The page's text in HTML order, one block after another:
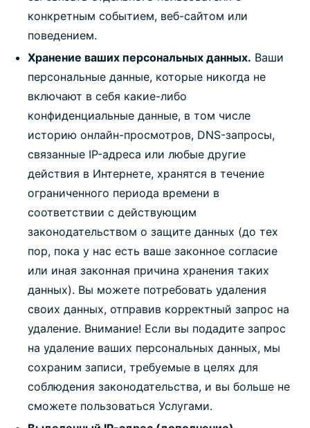
конкретным событием, веб-сайтом или
поведением.
Хранение ваших персональных данных. Ваши
персональные данные, которые никогда не
включают в себя какие-либо
конфиденциальные данные, в том числе
историю онлайн-просмотров, DNS-запросы,
связанные IP-адреса или любые другие
действия в Интернете, хранятся в течение
ограниченного периода времени в
соответствии с действующим
законодательством о защите данных (до тех
пор, пока у нас есть ваше законное согласие
или иная законная причина хранения таких
данных). Вы можете потребовать удаления
своих данных, отправив корректный запрос на
удаление. Внимание! Если вы подадите запрос
на удаление ваших персональных данных, мы
сохраним записи, требуемые в целях для
соблюдения законодательства, и вы больше не
сможете пользоваться Услугами.